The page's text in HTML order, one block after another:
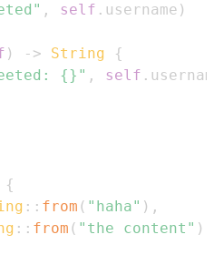
, self . username )
) -> String
{
{}" , self .
{
:: from ( "haha" ) ,
:: from ( "the content" )